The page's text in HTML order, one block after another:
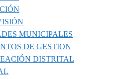
MUNICIPALES
DE GESTION
DISTRITAL